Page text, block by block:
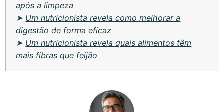
após a limpeza
➤ Um nutricionista revela como melhorar a
digestão de forma eficaz
➤ Um nutricionista revela quais alimentos têm
mais fibras que feijão